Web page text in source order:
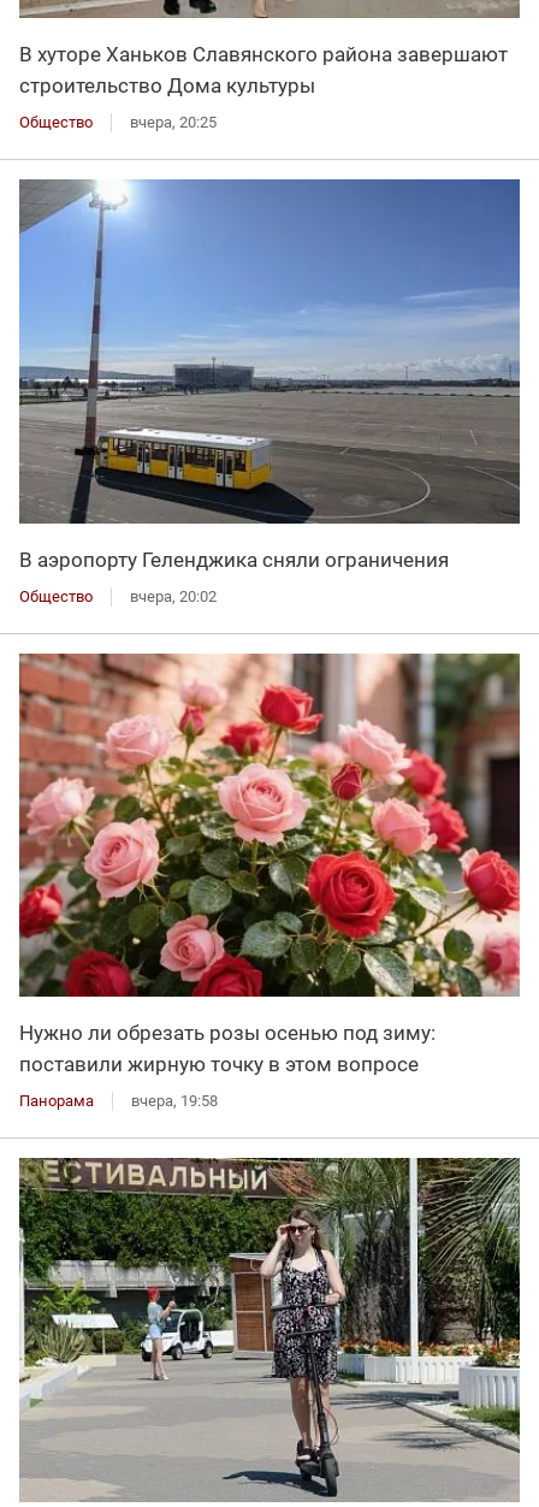
В хуторе Ханьков Славянского района завершают
строительство Дома культуры
Общество вчера, 20:25
В аэропорту Геленджика сняли ограничения
Общество вчера, 20:02
Нужно ли обрезать розы осенью под зиму:
поставили жирную точку в этом вопросе
Панорама вчера, 19:58